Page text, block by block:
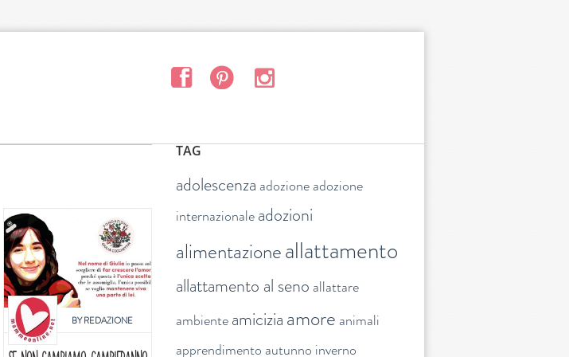
BYREDAZIONE
TAG
adolescenza adozioneadozione
internazionaleadozioni
alimentazioneallattamento
allattamento al seno allattare
ambienteamiciziaamore animali
apprendimento autunno inverno